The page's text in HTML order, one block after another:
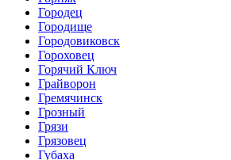
Городец
Городище
Городовиковск
Гороховец
Горячий Ключ
Грайворон
Гремячинск
Грозный
Грязи
Грязовец
Губаха